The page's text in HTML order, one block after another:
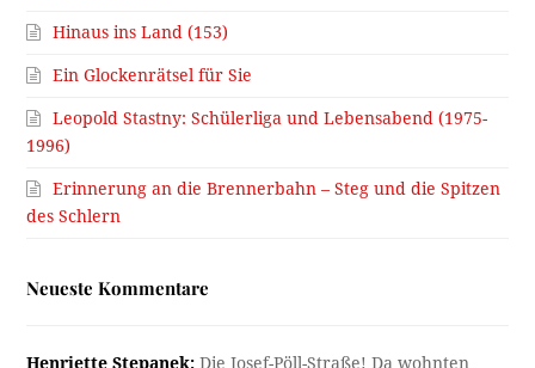
Hinaus ins Land (153)
Ein Glockenrätsel für Sie
Leopold Stastny: Schülerliga und Lebensabend (1975-
1996)
Erinnerung an die Brennerbahn – Steg und die Spitzen
des Schlern
Neueste Kommentare
Henriette Stepanek: Die Josef-Pöll-Straße! Da wohnten